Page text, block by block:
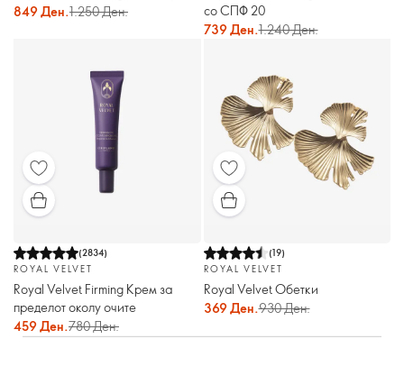
849 Ден.1.250 Ден.
со СПФ 20
739 Ден.1.240 Ден.
(2834)
ROYAL VELVET
Royal Velvet Firming Крем за
пределот околу очите
459 Ден.780 Ден.
(19)
ROYAL VELVET
Royal Velvet Обетки
369 Ден.930 Ден.